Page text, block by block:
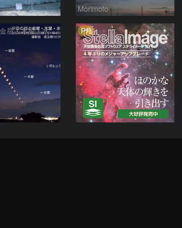
Morimoto
夕空の月と金星・木星・水星の接近 2026/6/18 PR